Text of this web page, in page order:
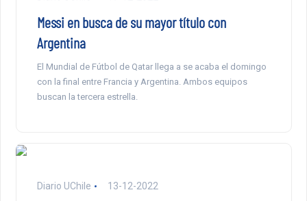
Messi en busca de su mayor título con
Argentina
El Mundial de Fútbol de Qatar llega a se acaba el domingo
con la final entre Francia y Argentina. Ambos equipos
buscan la tercera estrella.
Diario UChile 13-12-2022